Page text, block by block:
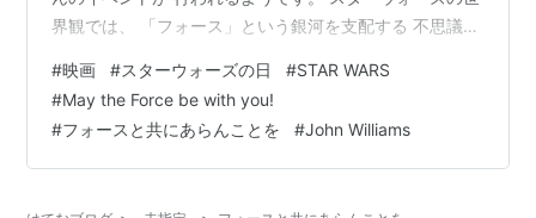
界観では、 「フォース」という銀河を支配する 不思議な
（フォースと共にあらんことを） このセリフは、映画の
重要なシーンでたびたび使われています。 英文法の話に
なりますが、文頭の May は、「祈願のmay」といって、
「～でありますように」と、願い事をするときの表現に
#映画 #スターウォーズの日 #STAR WARS
#May the Force be with you!
#フォースと共にあらんことを #John Williams